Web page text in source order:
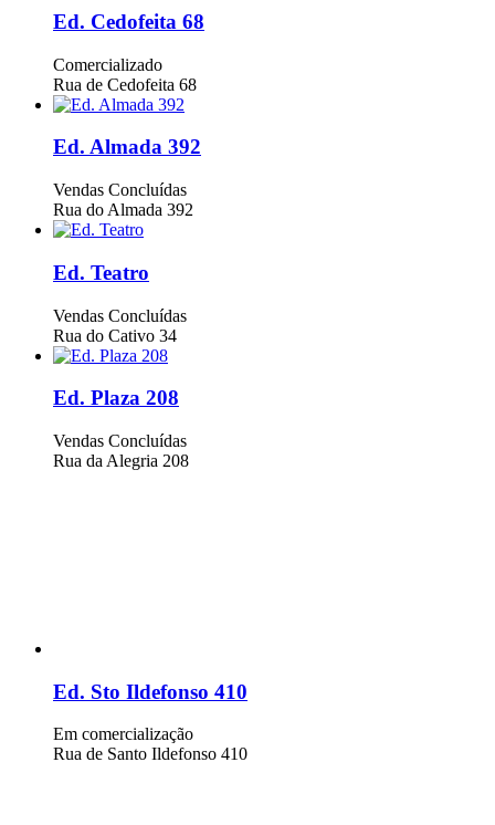
Ed. Cedofeita 68
Comercializado
Rua de Cedofeita 68
Ed. Almada 392
Vendas Concluídas
Rua do Almada 392
Ed. Teatro
Vendas Concluídas
Rua do Cativo 34
Ed. Plaza 208
Vendas Concluídas
Rua da Alegria 208
Ed. Sto Ildefonso 410
Em comercialização
Rua de Santo Ildefonso 410